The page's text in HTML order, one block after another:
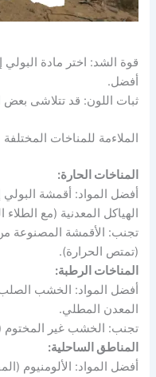
قوة الشد: اختر مادة البولي
أفضل.
ثبات اللون: قد تتلاشى بعض
الملاءمة للمناخات المختلفة
المناخات الحارة:
أفضل المواد: أقمشة البولي
الهياكل المعدنية (مع
(تمتص الحرارة).
المناخات الرطبة:
أفضل المواد: الخشب الصلب
المعدن المطلي.
تجنب: الخشب غير المختوم
المناطق الساحلية:
أفضل المواد: الألومنيوم